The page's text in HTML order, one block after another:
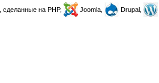
, сделанные на PHP, Joomla, Drupal,